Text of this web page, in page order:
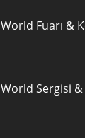
Fuarı &
Sergisi &